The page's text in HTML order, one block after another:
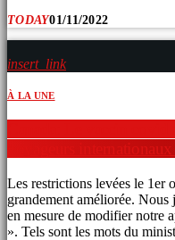
TODAY01/11/2022
insert_link
À LA UNE
voyageurs
Les restrictions levées le 1er
grandement améliorée. Nous
en mesure de modifier notre
». Tels sont les mots du